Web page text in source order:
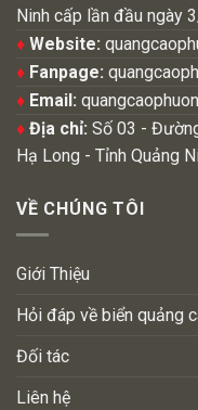
Ninh cấp lần đầu ngày
♦ Website:
♦ Fanpage:
♦ Email:
♦ Địa chỉ: Số 03 -
Hạ Long - Tỉnh Quảng
VỀ CHÚNG TÔI
Giới Thiệu
Hỏi đáp về biển quảng
Đối tác
Liên hệ